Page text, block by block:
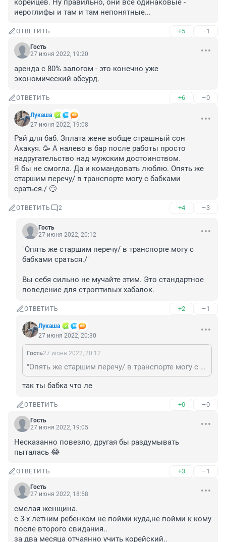
корейцев. Ну правильно, они все одинаковые -
иероглифы и там и там непонятные...
ОТВЕТИТЬ +5 –1
Гость
27 июня 2022, 19:20
аренда с 80% залогом - это конечно уже
экономический абсурд.
ОТВЕТИТЬ +6 –0
Лукашa
27 июня 2022, 19:08
Рай для баб. Зплата жене вобще страшный сон
Акакуя. 🥳 А налево в бар после работы просто
надругательство над мужским достоинством.
Я бы не смогла. Да и командовать люблю. Опять же
старшим перечу/ в транспорте могу с бабками
сраться./ 🙄
ОТВЕТИТЬ 2 +4 –3
Гость
27 июня 2022, 20:12
"Опять же старшим перечу/ в транспорте могу с
бабками сраться./"
Вы себя сильно не мучайте этим. Это стандартное
поведение для строптивых хабалок.
ОТВЕТИТЬ +2 –1
Лукашa
27 июня 2022, 20:30
Гость27 июня 2022, 20:12
"Опять же старшим перечу/ в транспорте могу с бабками сраться./" Вы себя сильно не мучайте этим. Это стандартное поведение для строптивых хабалок.
так ты бабка что ле
ОТВЕТИТЬ +0 –0
Гость
27 июня 2022, 19:05
Несказанно повезло, другая бы раздумывать
пыталась 😂
ОТВЕТИТЬ +3 –1
Гость
27 июня 2022, 18:58
смелая женщина.
с 3-х летним ребенком не пойми куда,не пойми к кому
после второго свидания..
за два месяца отчаянно учить корейский..